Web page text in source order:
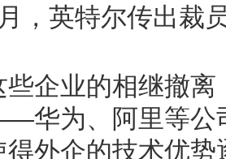
，英特尔传出裁
些企业的相继撤
华为、阿里等公
外企的技术优势